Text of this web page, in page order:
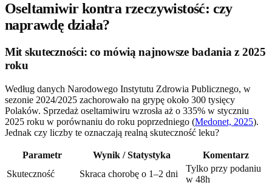
Oseltamiwir kontra rzeczywistość: czy
naprawdę działa?
Mit skuteczności: co mówią najnowsze badania z 2025
roku
Według danych Narodowego Instytutu Zdrowia Publicznego, w
sezonie 2024/2025 zachorowało na grypę około 300 tysięcy
Polaków. Sprzedaż oseltamiwiru wzrosła aż o 335% w styczniu
2025 roku w porównaniu do roku poprzedniego (Medonet, 2025).
Jednak czy liczby te oznaczają realną skuteczność leku?
Parametr Wynik / Statystyka
Komentarz
Skuteczność
Skraca chorobę o 1–2 dni
Tylko przy podaniu
w 48h